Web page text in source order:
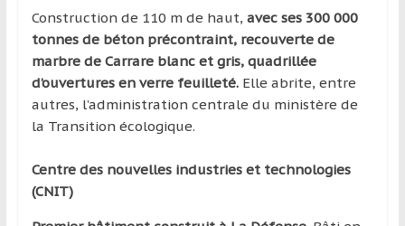
Construction de 110 m de haut, avec ses 300 000
tonnes de béton précontraint, recouverte de
marbre de Carrare blanc et gris, quadrillée
d’ouvertures en verre feuilleté.Elle abrite, entre
autres, l’administration centrale du ministère de
la Transition écologique.
Centre des nouvelles industries et technologies
(CNIT)